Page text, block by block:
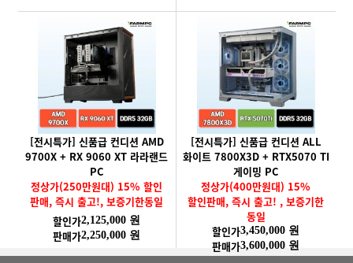
[전시특가] 신품급 컨디션 AMD
9700X + RX 9060 XT 라라랜드
PC
정상가(250만원대) 15% 할인
판매, 즉시 출고!, 보증기한동일
할인가2,125,000 원
판매가2,250,000 원
[전시특가] 신품급 컨디션 ALL
화이트 7800X3D + RTX5070 TI
게이밍 PC
정상가(400만원대) 15%
할인판매, 즉시 출고! , 보증기한
동일
할인가3,450,000 원
판매가3,600,000 원